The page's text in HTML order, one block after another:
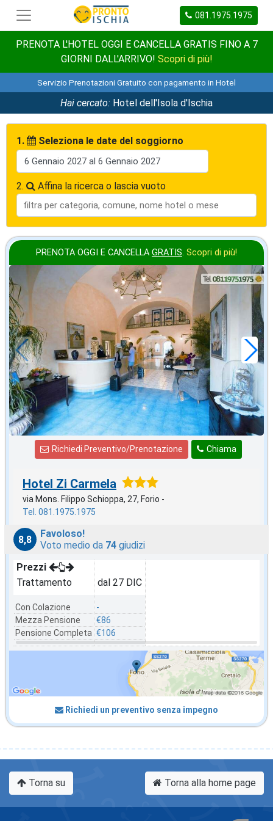
081.1975.1975
PRENOTA L'HOTEL OGGI E CANCELLA GRATIS FINO A 7
GIORNI DALL'ARRIVO! Scopri di più!
Servizio Prenotazioni Gratuito con pagamento in Hotel
Hai cercato: Hotel dell'Isola d'Ischia
1. Seleziona le date del soggiorno
2. Affina la ricerca o lascia vuoto
PRENOTA OGGI E CANCELLA GRATIS. Scopri di più!
2027 EPIFANIA
in offerta da
€86 ,71
a notte
Chiama
Richiedi Preventivo/Prenotazione
Hotel Zi Carmela
via Mons. Filippo Schioppa, 27, Forio -
Tel. 081.1975.1975
8,8
Favoloso!
Voto medio da 74 giudizi
Prezzi
Trattamento
Con Colazione
Mezza Pensione
Pensione Completa
dal 27 DIC
-
€86
€106
Richiedi un preventivo senza impegno
Torna su Torna alla home page